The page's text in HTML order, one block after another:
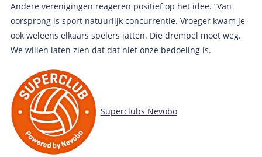
Andere verenigingen reageren positief op het idee. “Van
oorsprong is sport natuurlijk concurrentie. Vroeger kwam je
ook weleens elkaars spelers jatten. Die drempel moet weg.
We willen laten zien dat dat niet onze bedoeling is.
Superclubs Nevobo